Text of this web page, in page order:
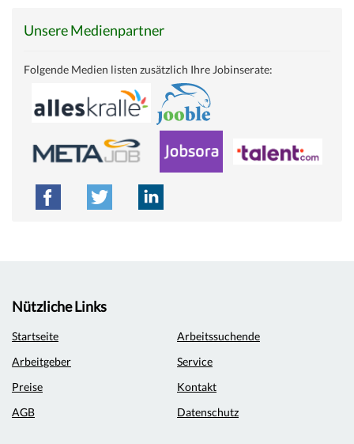
Unsere Medienpartner
Folgende Medien listen zusätzlich Ihre Jobinserate:
Nützliche Links
Startseite
Arbeitssuchende
Arbeitgeber
Service
Preise
Kontakt
AGB
Datenschutz